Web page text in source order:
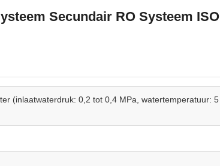
Secundair RO Systeem ISO
(inlaatwaterdruk: 0,2 tot 0,4 MPa, watertemperatuur: 5